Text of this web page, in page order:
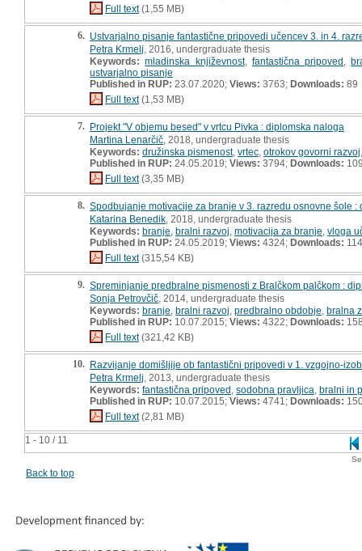
1 - 10 / 11
Full text(1,55 MB)
6. Ustvarjalno pisanje fantastične pripovedi učencev 3. in 4.
Petra Krmelj , 2016, undergraduate thesis
Keywords: mladinska književnost, fantastična pripoved ,
ustvarjalno pisanje
Published in RUP: 23.07.2020; Views: 3763; Downloads: 89
Full text(1,53 MB)
7. Projekt "V objemu besed" v vrtcu Pivka : diplomska naloga
Martina Lenarčič , 2018, undergraduate thesis
Keywords: družinska pismenost, vrtec otrokov govorni razvoj
Published in RUP: 24.05.2019; Views: 3794; Downloads:
Full text(3,35 MB)
8. Spodbujanje motivacije za branje v 3. razredu osnovne šole :
Katarina Benedik , 2018, undergraduate thesis
Keywords: branje bralni razvoj motivacija za branje vloga
Published in RUP: 24.05.2019; Views: 4324; Downloads: 114
Full text(315,54 KB)
9. Spreminjanje predbralne pismenosti z Bralčkom palčkom :
Sonja Petrovčič , 2014, undergraduate thesis
Keywords: branje bralni razvoj predbralno obdobje bralna
Published in RUP: 10.07.2015; Views: 4322; Downloads:
Full text(321,42 KB)
10. Razvijanje domišljije ob fantastični pripovedi v 1. vzgojno-
Petra Krmelj , 2013, undergraduate thesis
Keywords: fantastična pripoved sodobna pravljica bralni in
Published in RUP: 10.07.2015; Views: 4741; Downloads:
Full text(2,81 MB)
Back to top